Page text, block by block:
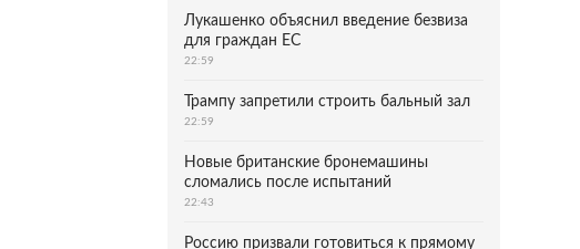
Лукашенко объяснил введение безвиза
для граждан ЕС
22:59
Трампу запретили строить бальный зал
22:59
Новые британские бронемашины
сломались после испытаний
22:43
Россию призвали готовиться к прямому